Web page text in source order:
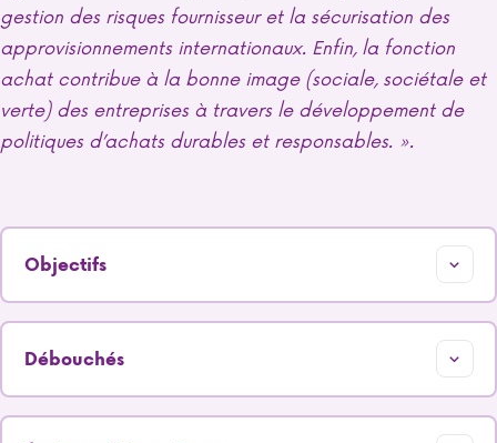
gestion des risques fournisseur et la sécurisation des
approvisionnements internationaux. Enfin, la fonction
achat contribue à la bonne image (sociale, sociétale et
verte) des entreprises à travers le développement de
politiques d’achats durables et responsables. ».
Objectifs
Débouchés